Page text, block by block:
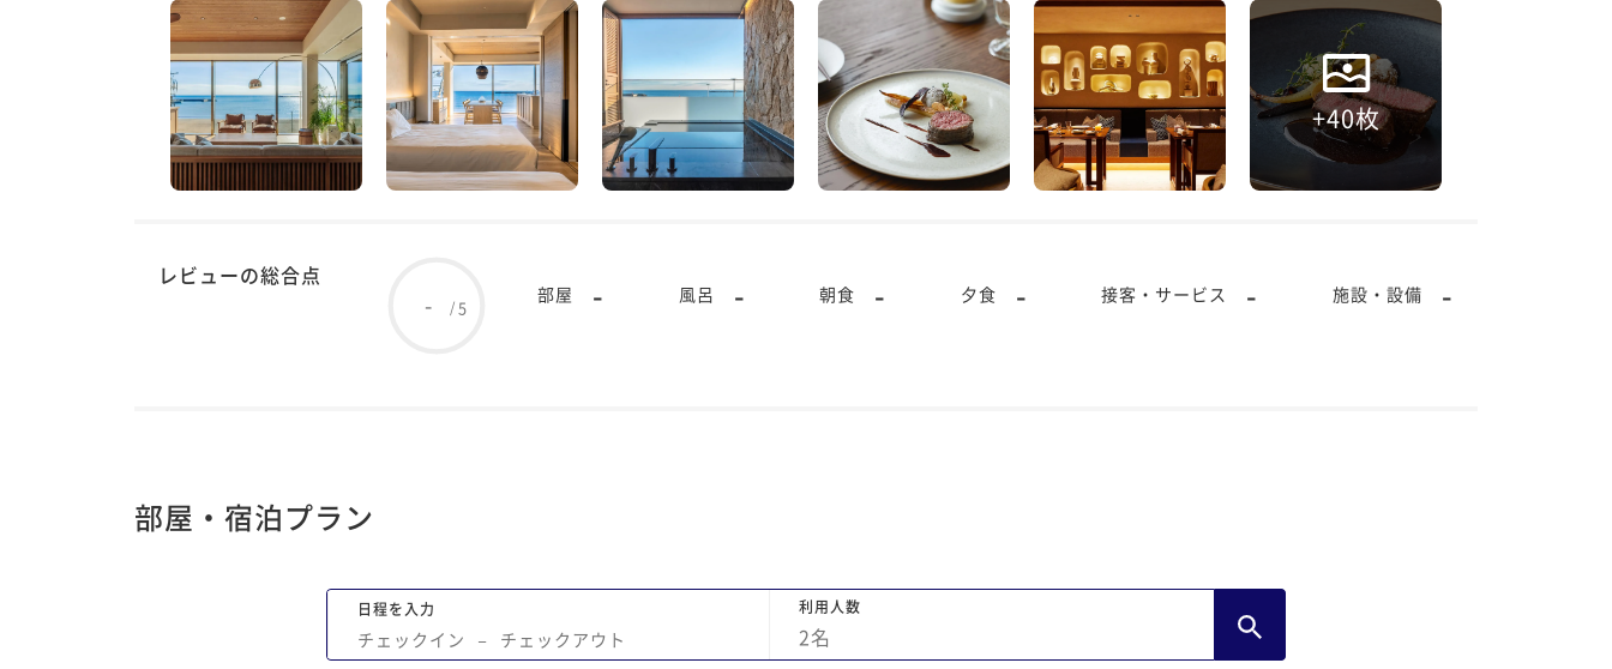
+40枚
レビューの総合点
- /5
部屋 - 風呂 - 朝食 - 夕食 - 接客・サービス - 施設・設備 -
部屋・宿泊プラン
日程を入力
チェックイン − チェックアウト
利用人数
2名